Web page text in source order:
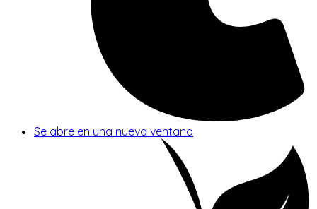
Se abre en una nueva ventana